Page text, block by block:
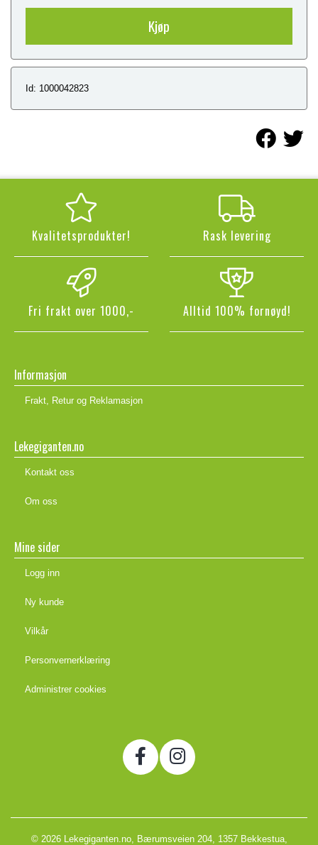
Kjøp
Id: 1000042823
Kvalitetsprodukter! Rask levering
Fri frakt over 1000,- Alltid 100% fornøyd!
Informasjon
Frakt, Retur og Reklamasjon
Lekegiganten.no
Kontakt oss
Om oss
Mine sider
Logg inn
Ny kunde
Vilkår
Personvernerklæring
Administrer cookies
© 2026 Lekegiganten.no, Bærumsveien 204, 1357 Bekkestua,